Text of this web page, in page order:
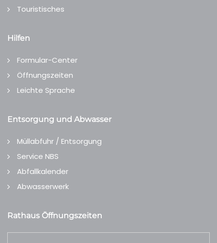
Touristisches
Hilfen
Formular-Center
Öffnungszeiten
Leichte Sprache
Entsorgung und Abwasser
Müllabfuhr / Entsorgung
Service NBS
Abfallkalender
Abwasserwerk
Rathaus Öffnungszeiten